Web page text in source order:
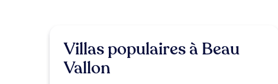
Villas populaires à Beau
Vallon